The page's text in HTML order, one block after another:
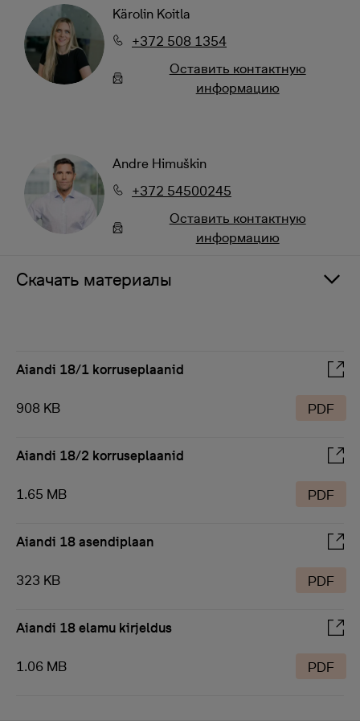
Kärolin Koitla
+372 508 1354
Oставить контактную
информацию
Andre Himuškin
+372 54500245
Oставить контактную
информацию
Скачать материалы
Aiandi 18/1 korruseplaanid
908 KB PDF
Aiandi 18/2 korruseplaanid
1.65 MB PDF
Aiandi 18 asendiplaan
323 KB PDF
Aiandi 18 elamu kirjeldus
1.06 MB PDF